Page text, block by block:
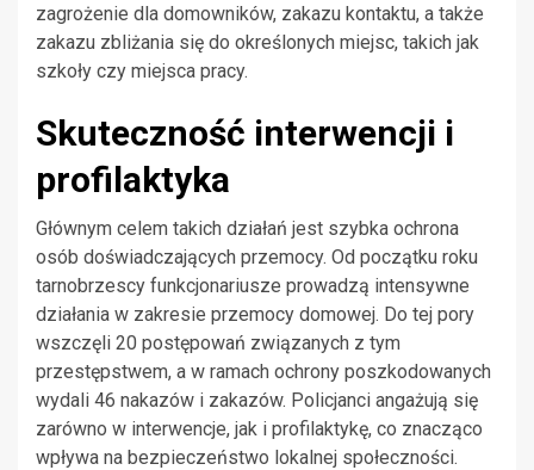
zagrożenie dla domowników, zakazu kontaktu, a także
zakazu zbliżania się do określonych miejsc, takich jak
szkoły czy miejsca pracy.
Skuteczność interwencji i
profilaktyka
Głównym celem takich działań jest szybka ochrona
osób doświadczających przemocy. Od początku roku
tarnobrzescy funkcjonariusze prowadzą intensywne
działania w zakresie przemocy domowej. Do tej pory
wszczęli 20 postępowań związanych z tym
przestępstwem, a w ramach ochrony poszkodowanych
wydali 46 nakazów i zakazów. Policjanci angażują się
zarówno w interwencje, jak i profilaktykę, co znacząco
wpływa na bezpieczeństwo lokalnej społeczności.